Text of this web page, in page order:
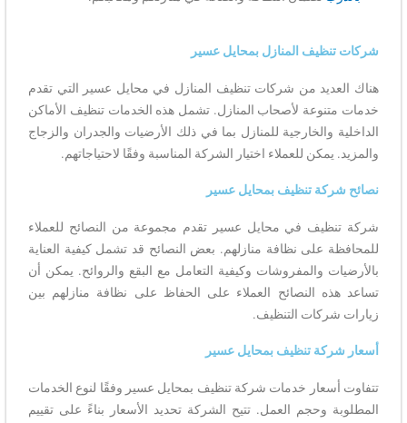
شركات تنظيف المنازل بمحايل عسير
هناك العديد من شركات تنظيف المنازل في محايل عسير التي تقدم
خدمات متنوعة لأصحاب المنازل. تشمل هذه الخدمات تنظيف الأماكن
الداخلية والخارجية للمنازل بما في ذلك الأرضيات والجدران والزجاج
والمزيد. يمكن للعملاء اختيار الشركة المناسبة وفقًا لاحتياجاتهم.
نصائح شركة تنظيف بمحايل عسير
شركة تنظيف في محايل عسير تقدم مجموعة من النصائح للعملاء
للمحافظة على نظافة منازلهم. بعض النصائح قد تشمل كيفية العناية
بالأرضيات والمفروشات وكيفية التعامل مع البقع والروائح. يمكن أن
تساعد هذه النصائح العملاء على الحفاظ على نظافة منازلهم بين
زيارات شركات التنظيف.
أسعار شركة تنظيف بمحايل عسير
تتفاوت أسعار خدمات شركة تنظيف بمحايل عسير وفقًا لنوع الخدمات
المطلوبة وحجم العمل. تتيح الشركة تحديد الأسعار بناءً على تقييم